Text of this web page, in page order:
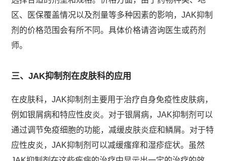
区、医保覆盖情况以及剂量等多种因素的影响，JAK抑制
剂的价格范围会有所不同。具体价格请咨询医生或药剂
师。
三、JAK抑制剂在皮肤科的应用
在皮肤科，JAK抑制剂主要用于治疗自身免疫性皮肤病，
例如银屑病和特应性皮炎。对于银屑病，JAK抑制剂可以
通过调节免疫细胞的功能，减缓皮肤炎症和鳞屑。对于特
应性皮炎，JAK抑制剂可以减缓瘙痒和湿疹症状。虽然